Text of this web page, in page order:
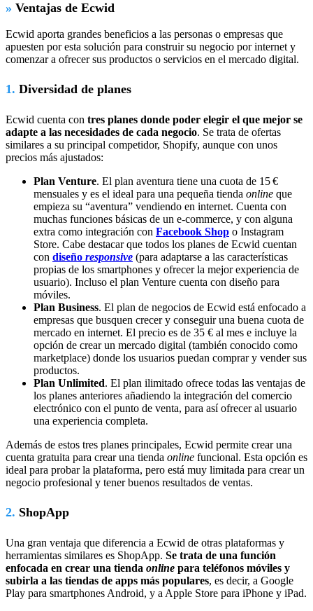
» Ventajas de Ecwid
Ecwid aporta grandes beneficios a las personas o empresas que
apuesten por esta solución para construir su negocio por internet y
comenzar a ofrecer sus productos o servicios en el mercado digital.
1. Diversidad de planes
Ecwid cuenta con tres planes donde poder elegir el que mejor se
adapte a las necesidades de cada negocio. Se trata de ofertas
similares a su principal competidor, Shopify, aunque con unos
precios más ajustados:
Plan Venture. El plan aventura tiene una cuota de 15 €
mensuales y es el ideal para una pequeña tienda online que
empieza su “aventura” vendiendo en internet. Cuenta con
muchas funciones básicas de un e-commerce, y con alguna
extra como integración con Facebook Shop o Instagram
Store. Cabe destacar que todos los planes de Ecwid cuentan
con diseño responsive (para adaptarse a las características
propias de los smartphones y ofrecer la mejor experiencia de
usuario). Incluso el plan Venture cuenta con diseño para
móviles.
Plan Business. El plan de negocios de Ecwid está enfocado a
empresas que busquen crecer y conseguir una buena cuota de
mercado en internet. El precio es de 35 € al mes e incluye la
opción de crear un mercado digital (también conocido como
marketplace) donde los usuarios puedan comprar y vender sus
productos.
Plan Unlimited. El plan ilimitado ofrece todas las ventajas de
los planes anteriores añadiendo la integración del comercio
electrónico con el punto de venta, para así ofrecer al usuario
una experiencia completa.
Además de estos tres planes principales, Ecwid permite crear una
cuenta gratuita para crear una tienda online funcional. Esta opción es
ideal para probar la plataforma, pero está muy limitada para crear un
negocio profesional y tener buenos resultados de ventas.
2. ShopApp
Una gran ventaja que diferencia a Ecwid de otras plataformas y
herramientas similares es ShopApp. Se trata de una función
enfocada en crear una tienda online para teléfonos móviles y
subirla a las tiendas de apps más populares, es decir, a Google
Play para smartphones Android, y a Apple Store para iPhone y iPad.